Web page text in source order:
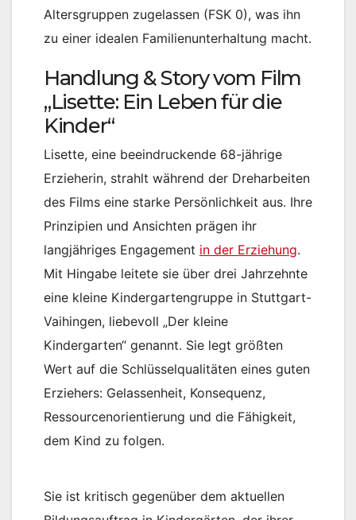
Altersgruppen zugelassen (FSK 0), was ihn
zu einer idealen Familienunterhaltung macht.
Handlung & Story vom Film
„Lisette: Ein Leben für die
Kinder“
Lisette, eine beeindruckende 68-jährige
Erzieherin, strahlt während der Dreharbeiten
des Films eine starke Persönlichkeit aus. Ihre
Prinzipien und Ansichten prägen ihr
langjähriges Engagement in der Erziehung.
Mit Hingabe leitete sie über drei Jahrzehnte
eine kleine Kindergartengruppe in Stuttgart-
Vaihingen, liebevoll „Der kleine
Kindergarten“ genannt. Sie legt größten
Wert auf die Schlüsselqualitäten eines guten
Erziehers: Gelassenheit, Konsequenz,
Ressourcenorientierung und die Fähigkeit,
dem Kind zu folgen.
Sie ist kritisch gegenüber dem aktuellen